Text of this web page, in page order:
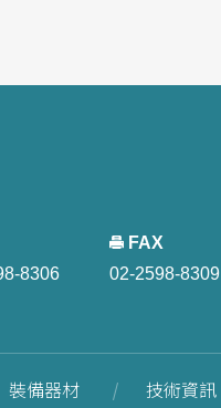
8306
FAX
02-2598-8309
裝備器材
技術資訊